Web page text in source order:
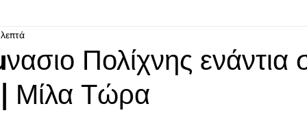
Πολίχνης ενάντια
Μίλα Τώρα